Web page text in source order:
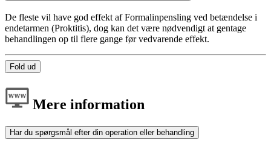
De fleste vil have god effekt af Formalinpensling ved betændelse i
endetarmen (Proktitis), dog kan det være nødvendigt at gentage
behandlingen op til flere gange før vedvarende effekt.
Fold ud
Mere information
Har du spørgsmål efter din operation eller behandling